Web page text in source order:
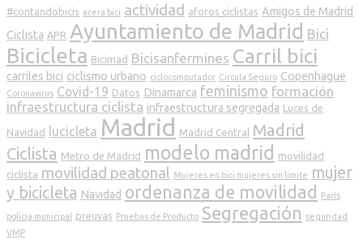
#contandobicis acera bici actividad aforos ciclistas Amigos de Madrid
Ciclista APR Ayuntamiento de Madrid Bici
Bicicleta Bicimad Bicisanfermines Carril bici
carriles bici ciclismo urbano ciclocomputador Circula Seguro Copenhague
Coronavirus Covid-19 Datos Dinamarca feminismo formación
infraestructura ciclista infraestructura segregada Luces de
Navidad lucicleta Madrid Madrid Central Madrid
Ciclista Metro de Madrid modelo madrid
movilidad
ciclista movilidad peatonal Mujeres en bici mujeres sin límite mujer
y bicicleta Navidad ordenanza de movilidad París
policia municipal preuvas Pruebas de Producto Segregación seguridad
VMP